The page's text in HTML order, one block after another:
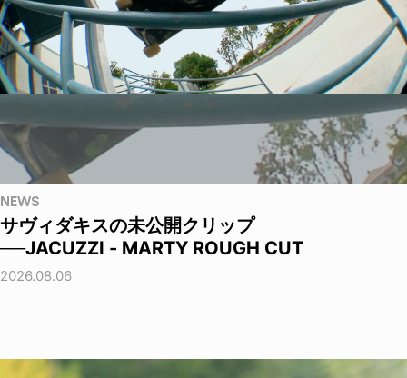
NEWS
サヴィダキスの未公開クリップ
──JACUZZI - MARTY ROUGH CUT
2026.08.06